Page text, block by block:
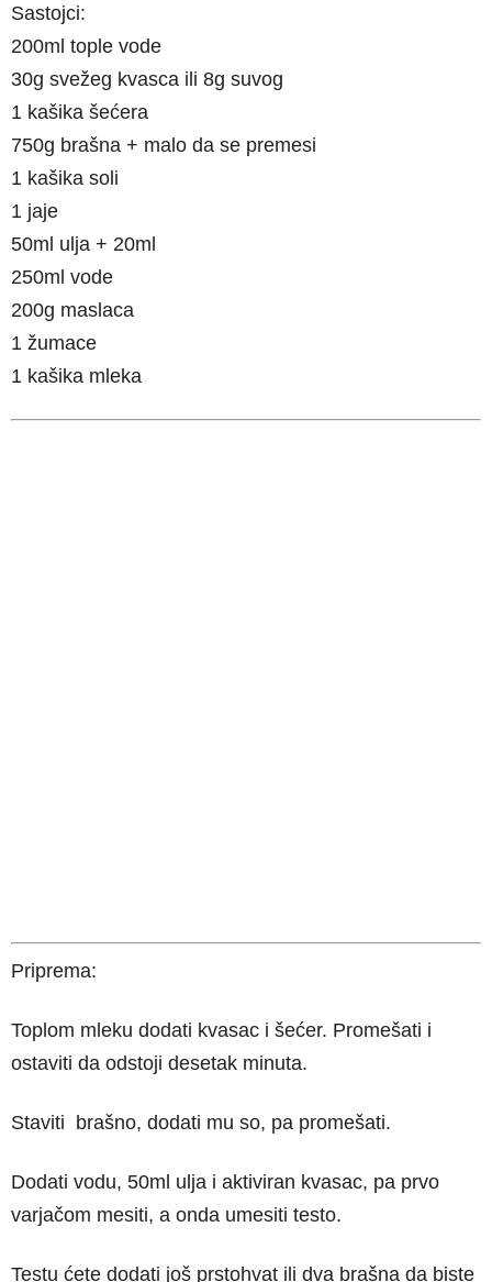
Sastojci:
200ml tople vode
30g svežeg kvasca ili 8g suvog
1 kašika šećera
750g brašna + malo da se premesi
1 kašika soli
1 jaje
50ml ulja + 20ml
250ml vode
200g maslaca
1 žumace
1 kašika mleka
Priprema:
Toplom mleku dodati kvasac i šećer. Promešati i
ostaviti da odstoji desetak minuta.
Staviti brašno, dodati mu so, pa promešati.
Dodati vodu, 50ml ulja i aktiviran kvasac, pa prvo
varjačom mesiti, a onda umesiti testo.
Testu ćete dodati još prstohvat ili dva brašna da biste